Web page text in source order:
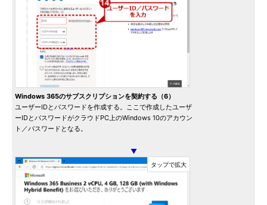
Windows 365のサブスクリプションを契約する（6）
ユーザーIDとパスワードを作成する。ここで作成したユーザ
ーIDとパスワードがクラウドPC上のWindows 10のアカウン
ト／パスワードとなる。
▼